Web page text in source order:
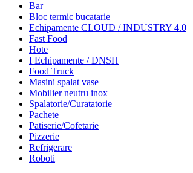
Bar
Bloc termic bucatarie
Echipamente CLOUD / INDUSTRY 4.0
Fast Food
Hote
I Echipamente / DNSH
Food Truck
Masini spalat vase
Mobilier neutru inox
Spalatorie/Curatatorie
Pachete
Patiserie/Cofetarie
Pizzerie
Refrigerare
Roboti